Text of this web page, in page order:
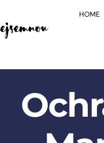
HOME